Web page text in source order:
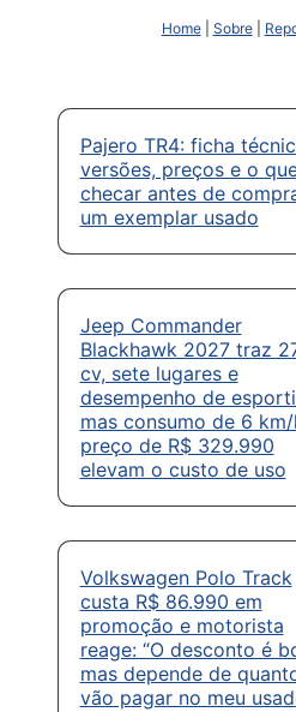
Home| Sobre|
Pajero TR4: ficha
versões, preços e o
checar antes de
um exemplar usado
Jeep Commander
Blackhawk 2027 traz
cv, sete lugares e
desempenho de
mas consumo de 6
preço de R$ 329.990
elevam o custo de uso
Volkswagen Polo Track
custa R$ 86.990 em
promoção e motorista
reage: “O desconto é
mas depende de
vão pagar no meu